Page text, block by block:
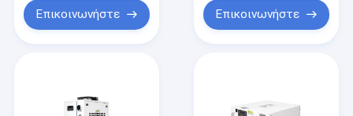
Επικοινωνήστε
μηχανισμός UV laser
marking
Επικοινωνήστε